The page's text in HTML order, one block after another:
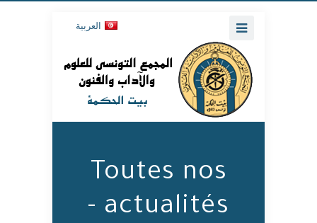
العربية
Toutes nos
actualités -